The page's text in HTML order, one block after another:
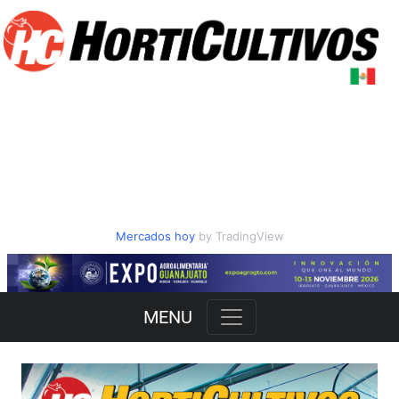
Mercados hoyby TradingView
Slide 2 of 3
MENU